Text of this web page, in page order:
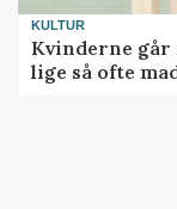
KULTUR
Kvinderne går
lige så ofte